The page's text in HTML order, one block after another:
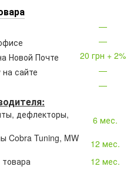
—
—
Новой Почте
20 грн + 2%
сайте
—
—
дефлекторы,
6 мес.
Cobra Tuning, MW
12 мес.
12 мес.